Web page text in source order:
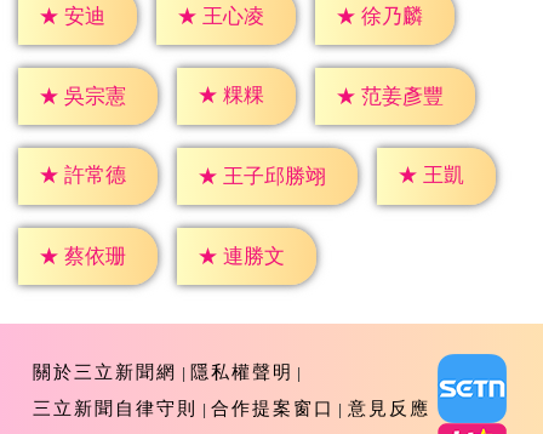
★ 安迪 ★ 王心凌 ★ 徐乃麟
★ 吳宗憲 ★ 粿粿 ★ 范姜彥豐
★ 許常德 ★ 王子邱勝翊 ★ 王凱
★ 蔡依珊 ★ 連勝文
關於三立新聞網
隱私權聲明
三立新聞自律守則
合作提案窗口 意見反應